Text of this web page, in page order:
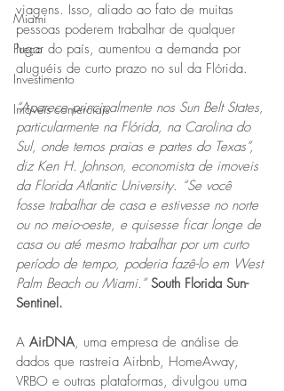
Miami
Preço
Investimento
Imóveis comerciais
viagens. Isso, aliado ao fato de muitas
pessoas poderem trabalhar de qualquer
lugar do país, aumentou a demanda por
aluguéis de curto prazo no sul da Flórida.
“Aparece principalmente nos Sun Belt States,
particularmente na Flórida, na Carolina do
Sul, onde temos praias e partes do Texas”,
diz Ken H. Johnson, economista de imoveis
da Florida Atlantic University. “Se você
fosse trabalhar de casa e estivesse no norte
ou no meio-oeste, e quisesse ficar longe de
casa ou até mesmo trabalhar por um curto
período de tempo, poderia fazê-lo em West
Palm Beach ou Miami.” South Florida Sun-
Sentinel.
A AirDNA, uma empresa de análise de
dados que rastreia Airbnb, HomeAway,
VRBO e outras plataformas, divulgou uma